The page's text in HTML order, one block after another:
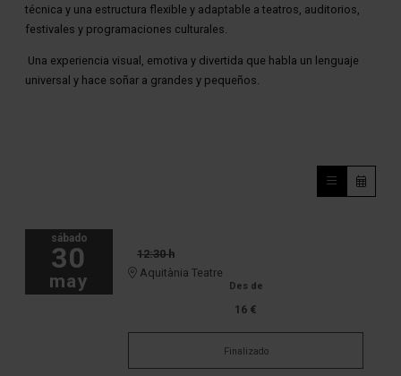
técnica y una estructura flexible y adaptable a teatros, auditorios,
festivales y programaciones culturales.
Una experiencia visual, emotiva y divertida que habla un lenguaje
universal y hace soñar a grandes y pequeños.
sábado
30
may
12:30 h
Aquitània Teatre
Des de
16 €
Finalizado